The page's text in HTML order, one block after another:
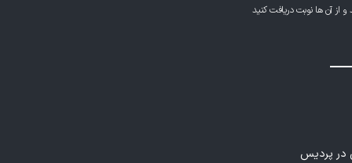
آن ها نوبت دریافت کنید
در پردیس